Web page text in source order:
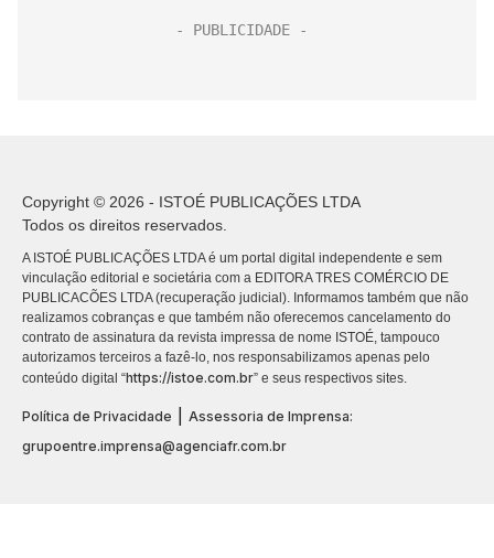
Copyright © 2026 - ISTOÉ PUBLICAÇÕES LTDA
Todos os direitos reservados.
A ISTOÉ PUBLICAÇÕES LTDA é um portal digital independente e sem
vinculação editorial e societária com a EDITORA TRES COMÉRCIO DE
PUBLICACÕES LTDA (recuperação judicial). Informamos também que não
realizamos cobranças e que também não oferecemos cancelamento do
contrato de assinatura da revista impressa de nome ISTOÉ, tampouco
autorizamos terceiros a fazê-lo, nos responsabilizamos apenas pelo
conteúdo digital “https://istoe.com.br” e seus respectivos sites.
Política de Privacidade
Assessoria de Imprensa:
grupoentre.imprensa@agenciafr.com.br